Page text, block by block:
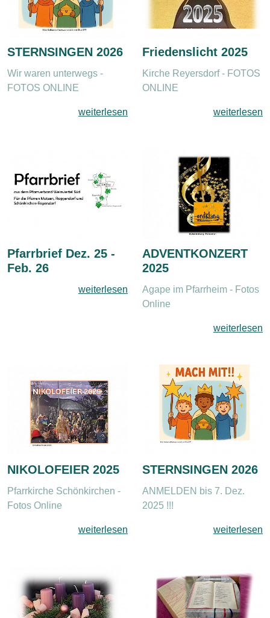
STERNSINGEN 2026
Wir waren unterwegs -
FOTOS ONLINE
weiterlesen
Friedenslicht 2025
Kirche Reyersdorf - FOTOS
ONLINE
weiterlesen
Pfarrbrief Dez. 25 -
Feb. 26
weiterlesen
ADVENTKONZERT
2025
Agape im Pfarrheim - Fotos
Online
weiterlesen
NIKOLOFEIER 2025
Pfarrkirche Schönkirchen -
Fotos Online
weiterlesen
STERNSINGEN 2026
ANMELDEN bis 7. Dez.
2025 !!!
weiterlesen